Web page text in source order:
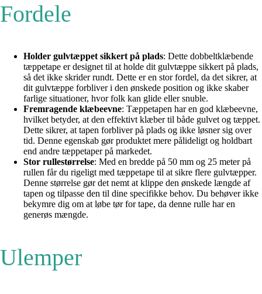
Fordele
Holder gulvtæppet sikkert på plads: Dette dobbeltklæbende
tæppetape er designet til at holde dit gulvtæppe sikkert på plads,
så det ikke skrider rundt. Dette er en stor fordel, da det sikrer, at
dit gulvtæppe forbliver i den ønskede position og ikke skaber
farlige situationer, hvor folk kan glide eller snuble.
Fremragende klæbeevne: Tæppetapen har en god klæbeevne,
hvilket betyder, at den effektivt klæber til både gulvet og tæppet.
Dette sikrer, at tapen forbliver på plads og ikke løsner sig over
tid. Denne egenskab gør produktet mere pålideligt og holdbart
end andre tæppetaper på markedet.
Stor rullestørrelse: Med en bredde på 50 mm og 25 meter på
rullen får du rigeligt med tæppetape til at sikre flere gulvtæpper.
Denne størrelse gør det nemt at klippe den ønskede længde af
tapen og tilpasse den til dine specifikke behov. Du behøver ikke
bekymre dig om at løbe tør for tape, da denne rulle har en
generøs mængde.
Ulemper